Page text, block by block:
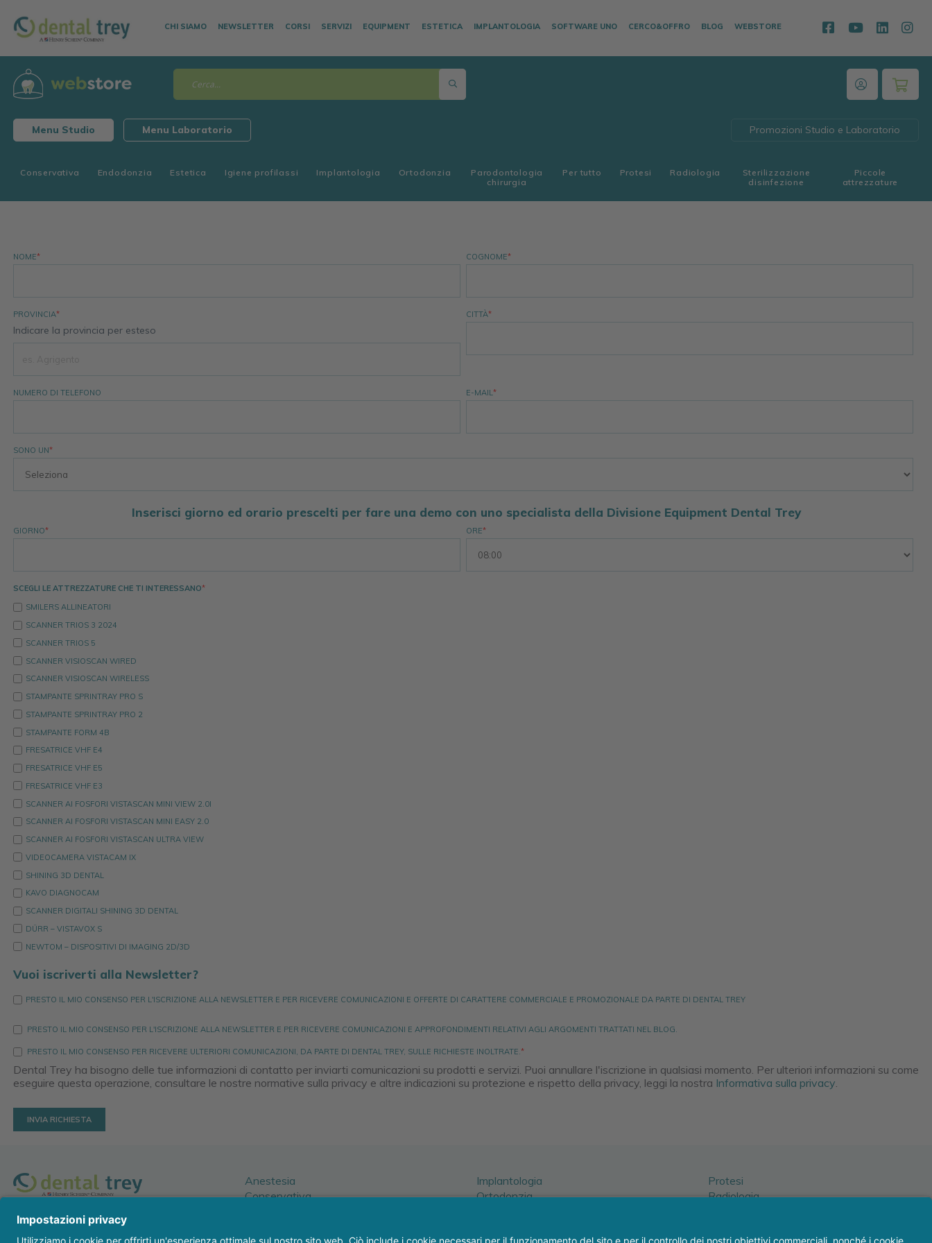
CHI SIAMO NEWSLETTER CORSI SERVIZI EQUIPMENT ESTETICA IMPLANTOLOGIA SOFTWARE UNO CERCO&OFFRO BLOG WEBSTORE
Menu Studio Menu Laboratorio Promozioni Studio e Laboratorio
Conservativa Endodonzia Estetica Igiene profilassi Implantologia Ortodonzia
Parodontologia
chirurgia
Per tutto Protesi Radiologia
Sterilizzazione
disinfezione
Piccole
attrezzature
NOME* COGNOME*
PROVINCIA*
Indicare la provincia per esteso
CITTÀ*
NUMERO DI TELEFONO E-MAIL*
SONO UN*
Inserisci giorno ed orario prescelti per fare una demo con uno specialista della Divisione Equipment Dental Trey
GIORNO* ORE*
SCEGLI LE ATTREZZATURE CHE TI INTERESSANO*
SMILERS ALLINEATORI
SCANNER TRIOS 3 2024
SCANNER TRIOS 5
SCANNER VISIOSCAN WIRED
SCANNER VISIOSCAN WIRELESS
STAMPANTE SPRINTRAY PRO S
STAMPANTE SPRINTRAY PRO 2
STAMPANTE FORM 4B
FRESATRICE VHF E4
FRESATRICE VHF E5
FRESATRICE VHF E3
SCANNER AI FOSFORI VISTASCAN MINI VIEW 2.0I
SCANNER AI FOSFORI VISTASCAN MINI EASY 2.0
SCANNER AI FOSFORI VISTASCAN ULTRA VIEW
VIDEOCAMERA VISTACAM IX
SHINING 3D DENTAL
KAVO DIAGNOCAM
SCANNER DIGITALI SHINING 3D DENTAL
DÜRR – VISTAVOX S
NEWTOM – DISPOSITIVI DI IMAGING 2D/3D
Vuoi iscriverti alla Newsletter?
PRESTO IL MIO CONSENSO PER L'ISCRIZIONE ALLA NEWSLETTER E PER RICEVERE COMUNICAZIONI E OFFERTE DI CARATTERE COMMERCIALE E PROMOZIONALE DA PARTE DI DENTAL TREY
PRESTO IL MIO CONSENSO PER L'ISCRIZIONE ALLA NEWSLETTER E PER RICEVERE COMUNICAZIONI E APPROFONDIMENTI RELATIVI AGLI ARGOMENTI TRATTATI NEL BLOG.
PRESTO IL MIO CONSENSO PER RICEVERE ULTERIORI COMUNICAZIONI, DA PARTE DI DENTAL TREY, SULLE RICHIESTE INOLTRATE. *
Dental Trey ha bisogno delle tue informazioni di contatto per inviarti comunicazioni su prodotti e servizi. Puoi annullare l'iscrizione in qualsiasi momento. Per ulteriori informazioni su come
eseguire questa operazione, consultare le nostre normative sulla privacy e altre indicazioni su protezione e rispetto della privacy, leggi la nostra Informativa sulla privacy
Dental Trey s.r.l.
p.iva 01306980408
Anestesia
Conservativa
Implantologia
Ortodonzia
Protesi
Radiologia